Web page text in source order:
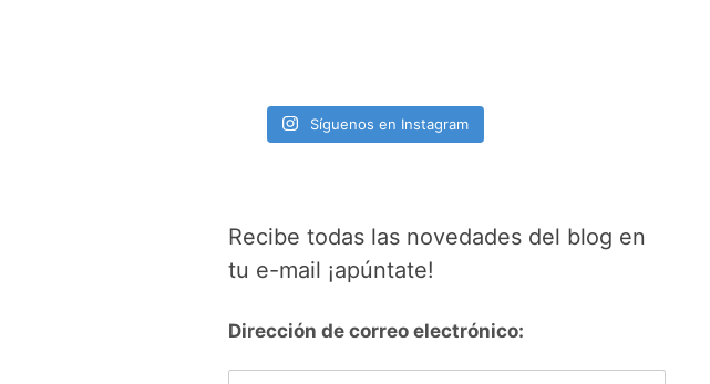
Síguenos en Instagram
Recibe todas las novedades del blog en
tu e-mail ¡apúntate!
Dirección de correo electrónico: